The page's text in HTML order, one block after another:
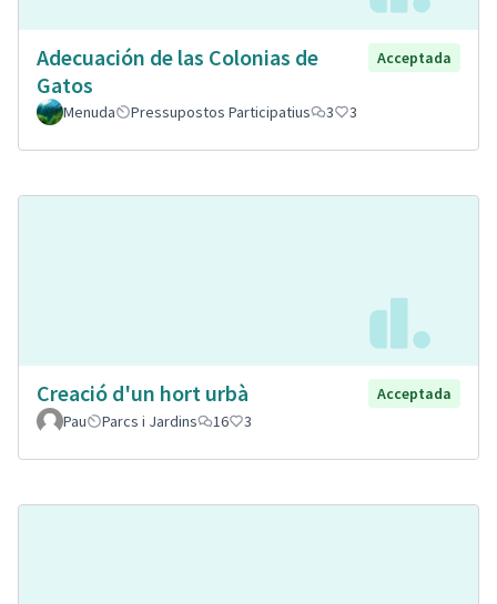
Adecuación de las Colonias de
Gatos
Acceptada
Menuda Pressupostos Participatius 3 3
Creació d'un hort urbà
Acceptada
Pau
Parcs i Jardins 16 3